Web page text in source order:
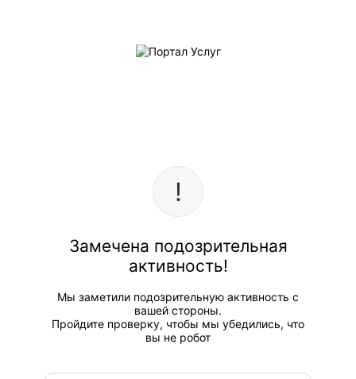
Замечена подозрительная
активность!
Мы заметили подозрительную активность с
вашей стороны.
Пройдите проверку, чтобы мы убедились, что
вы не робот